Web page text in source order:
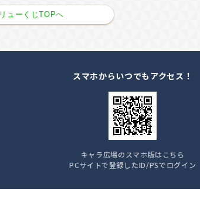
ューくじTOPへ
スマホからいつでもアクセス！
キャラ広場のスマホ版はこちら
PCサイトで登録したID/PSでログイン